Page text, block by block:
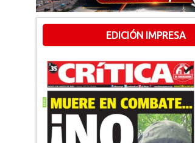
EDICIÓN IMPRESA